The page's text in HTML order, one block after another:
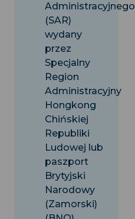
Administracyjnego
(SAR)
wydany
przez
Specjalny
Region
Administracyjny
Hongkong
Chińskiej
Republiki
Ludowej lub
paszport
Brytyjski
Narodowy
(Zamorski)